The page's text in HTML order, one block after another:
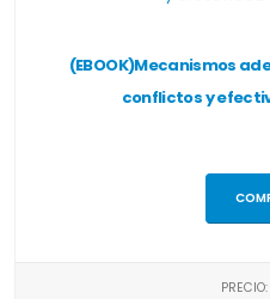
(EBOOK)Mecanismos
conflictos y